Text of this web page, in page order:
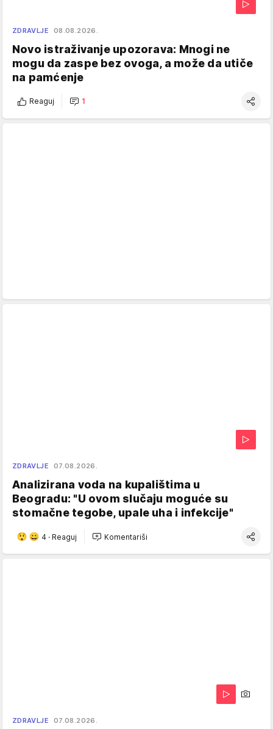
ZDRAVLJE 08.08.2026.
Novo istraživanje upozorava: Mnogi ne
mogu da zaspe bez ovoga, a može da utiče
na pamćenje
Reaguj 1
ZDRAVLJE 07.08.2026.
Analizirana voda na kupalištima u
Beogradu: "U ovom slučaju moguće su
stomačne tegobe, upale uha i infekcije"
4 · Reaguj Komentariši
ZDRAVLJE 07.08.2026.